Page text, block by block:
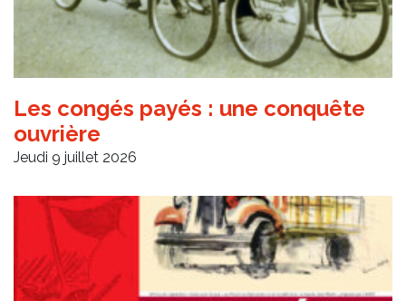
Les congés payés : une conquête
ouvrière
Jeudi 9 juillet 2026